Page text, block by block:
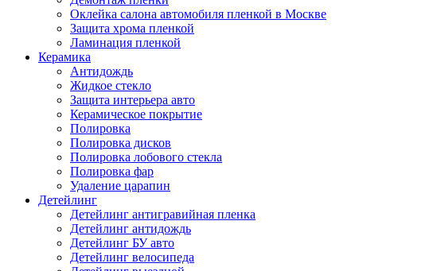
Оклейка салона автомобиля пленкой в Москве
Защита хрома пленкой
Ламинация пленкой
Керамика
Антидождь
Жидкое стекло
Защита интерьера авто
Керамическое покрытие
Полировка
Полировка дисков
Полировка лобового стекла
Полировка фар
Удаление царапин
Детейлинг
Детейлинг антигравийная пленка
Детейлинг антидождь
Детейлинг БУ авто
Детейлинг велосипеда